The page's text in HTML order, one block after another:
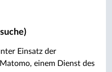
Einsatz der
einem Dienst des